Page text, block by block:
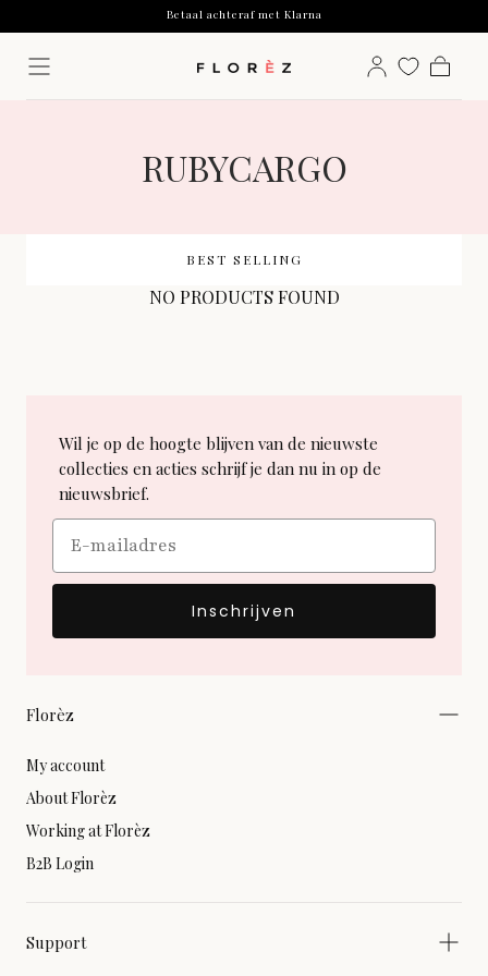
Betaal achteraf met Klarna
Ordered before 12:00, shipped the same day.
COLLECTION:
RUBYCARGO
BEST SELLING
NO PRODUCTS FOUND
Wil je op de hoogte blijven van de nieuwste
collecties en acties schrijf je dan nu in op de
nieuwsbrief.
Email
Inschrijven
Florèz
My account
About Florèz
Working at Florèz
B2B Login
Support